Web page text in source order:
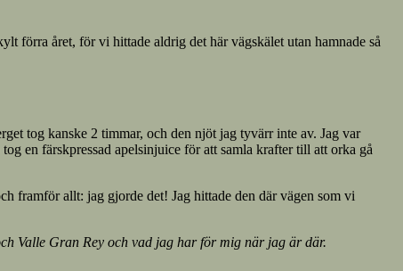
förra året, för vi hittade aldrig det här vägskälet utan hamnade så
tog kanske 2 timmar, och den njöt jag tyvärr inte av. Jag var
en färskpressad apelsinjuice för att samla krafter till att orka gå
framför allt: jag gjorde det! Jag hittade den där vägen som vi
Valle Gran Rey och vad jag har för mig när jag är där.